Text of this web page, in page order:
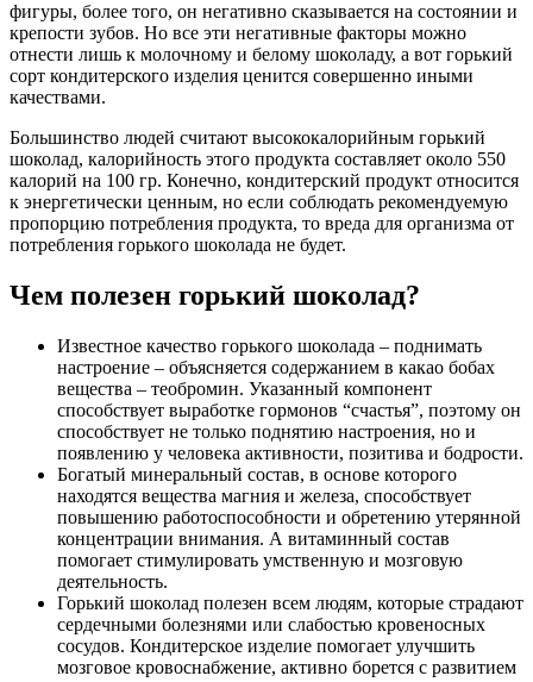
фигуры, более того, он негативно сказывается на состоянии и
крепости зубов. Но все эти негативные факторы можно
отнести лишь к молочному и белому шоколаду, а вот горький
сорт кондитерского изделия ценится совершенно иными
качествами.
Большинство людей считают высококалорийным горький
шоколад, калорийность этого продукта составляет около 550
калорий на 100 гр. Конечно, кондитерский продукт относится
к энергетически ценным, но если соблюдать рекомендуемую
пропорцию потребления продукта, то вреда для организма от
потребления горького шоколада не будет.
Чем полезен горький шоколад?
Известное качество горького шоколада – поднимать
настроение – объясняется содержанием в какао бобах
вещества – теобромин. Указанный компонент
способствует выработке гормонов “счастья”, поэтому он
способствует не только поднятию настроения, но и
появлению у человека активности, позитива и бодрости.
Богатый минеральный состав, в основе которого
находятся вещества магния и железа, способствует
повышению работоспособности и обретению утерянной
концентрации внимания. А витаминный состав
помогает стимулировать умственную и мозговую
деятельность.
Горький шоколад полезен всем людям, которые страдают
сердечными болезнями или слабостью кровеносных
сосудов. Кондитерское изделие помогает улучшить
мозговое кровоснабжение, активно борется с развитием